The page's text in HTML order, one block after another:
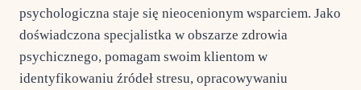
psychologiczna staje się nieocenionym wsparciem. Jako
doświadczona specjalistka w obszarze zdrowia
psychicznego, pomagam swoim klientom w
identyfikowaniu źródeł stresu, opracowywaniu